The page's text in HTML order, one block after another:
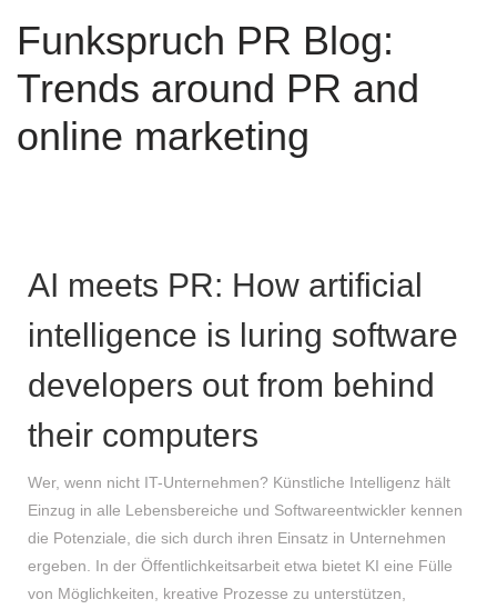
Funkspruch PR Blog:
Trends around PR and
online marketing
AI meets PR: How artificial
intelligence is luring software
developers out from behind
their computers
Wer, wenn nicht IT-Unternehmen? Künstliche Intelligenz hält
Einzug in alle Lebensbereiche und Softwareentwickler kennen
die Potenziale, die sich durch ihren Einsatz in Unternehmen
ergeben. In der Öffentlichkeitsarbeit etwa bietet KI eine Fülle
von Möglichkeiten, kreative Prozesse zu unterstützen,